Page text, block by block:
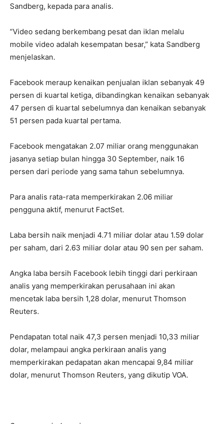
Sandberg, kepada para analis.
“Video sedang berkembang pesat dan iklan melalu
mobile video adalah kesempatan besar,” kata Sandberg
menjelaskan.
Facebook meraup kenaikan penjualan iklan sebanyak 49
persen di kuartal ketiga, dibandingkan kenaikan sebanyak
47 persen di kuartal sebelumnya dan kenaikan sebanyak
51 persen pada kuartal pertama.
Facebook mengatakan 2.07 miliar orang menggunakan
jasanya setiap bulan hingga 30 September, naik 16
persen dari periode yang sama tahun sebelumnya.
Para analis rata-rata memperkirakan 2.06 miliar
pengguna aktif, menurut FactSet.
Laba bersih naik menjadi 4.71 miliar dolar atau 1.59 dolar
per saham, dari 2.63 miliar dolar atau 90 sen per saham.
Angka laba bersih Facebook lebih tinggi dari perkiraan
analis yang memperkirakan perusahaan ini akan
mencetak laba bersih 1,28 dolar, menurut Thomson
Reuters.
Pendapatan total naik 47,3 persen menjadi 10,33 miliar
dolar, melampaui angka perkiraan analis yang
memperkirakan pedapatan akan mencapai 9,84 miliar
dolar, menurut Thomson Reuters, yang dikutip VOA.